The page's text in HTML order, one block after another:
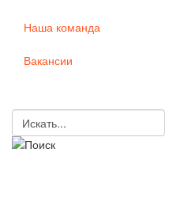
Наша команда
Вакансии